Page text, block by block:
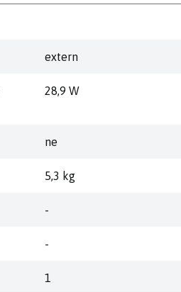
extern
28,9 W
ne
5,3 kg
-
-
1